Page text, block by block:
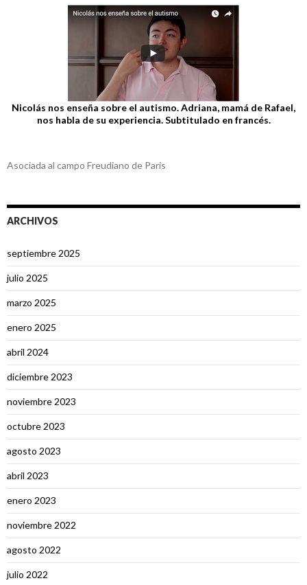
Nicolás nos enseña sobre el autismo. Adriana, mamá de Rafael,
nos habla de su experiencia. Subtitulado en francés.
Asociada al campo Freudiano de Paris
ARCHIVOS
septiembre 2025
julio 2025
marzo 2025
enero 2025
abril 2024
diciembre 2023
noviembre 2023
octubre 2023
agosto 2023
abril 2023
enero 2023
noviembre 2022
agosto 2022
julio 2022